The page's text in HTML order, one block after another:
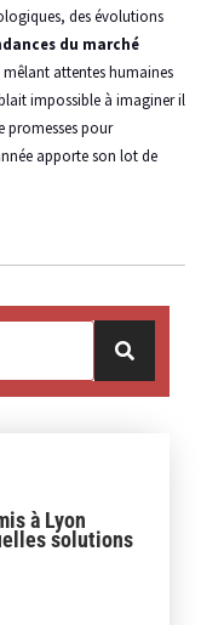
à Lyon
solutions
des évolutions
du marché
attentes humaines
impossible à imaginer il
promesses pour
apporte son lot de